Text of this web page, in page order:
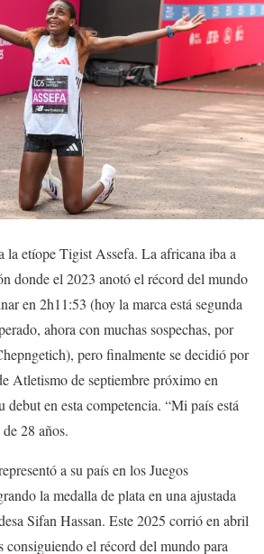
la etíope Tigist Assefa. La africana iba a
donde el 2023 anotó el récord del mundo
en 2h11:53 (hoy la marca está segunda
ahora con muchas sospechas, por
pero finalmente se decidió por
Atletismo de septiembre próximo en
debut en esta competencia. “Mi país está
28 años.
a su país en los Juegos
la medalla de plata en una ajustada
Sifan Hassan. Este 2025 corrió en abril
el récord del mundo para